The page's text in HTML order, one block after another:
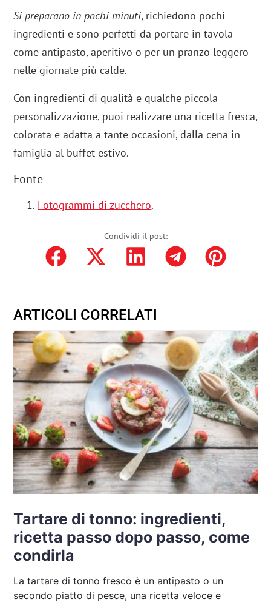
Si preparano in pochi minuti, richiedono pochi
ingredienti e sono perfetti da portare in tavola
come antipasto, aperitivo o per un pranzo leggero
nelle giornate più calde.
Con ingredienti di qualità e qualche piccola
personalizzazione, puoi realizzare una ricetta fresca,
colorata e adatta a tante occasioni, dalla cena in
famiglia al buffet estivo.
Fonte
Fotogrammi di zucchero.
Condividi il post:
ARTICOLI CORRELATI
Tartare di tonno: ingredienti,
ricetta passo dopo passo, come
condirla
La tartare di tonno fresco è un antipasto o un
secondo piatto di pesce, una ricetta veloce e